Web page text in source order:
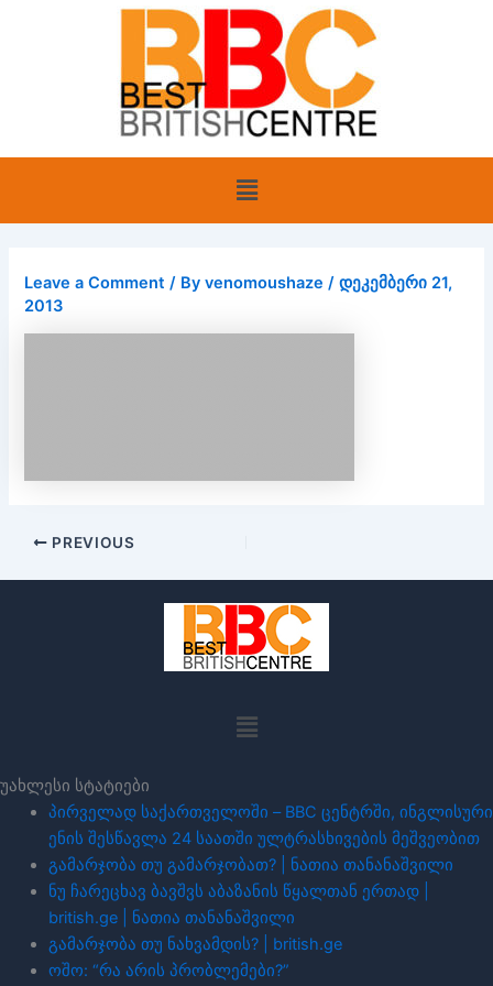
Menu
Leave a Comment / Byvenomoushaze/დეკემბერი 21,
2013
PREVIOUS
Menu
უახლესი სტატიები
პირველად საქართველოში – BBC ცენტრში, ინგლისური
ენის შესწავლა 24 საათში ულტრასხივების მეშვეობით
გამარჯობა თუ გამარჯობათ? | ნათია თანანაშვილი
ნუ ჩარეცხავ ბავშვს აბაზანის წყალთან ერთად |
british.ge | ნათია თანანაშვილი
გამარჯობა თუ ნახვამდის? | british.ge
ოშო: “რა არის პრობლემები?”